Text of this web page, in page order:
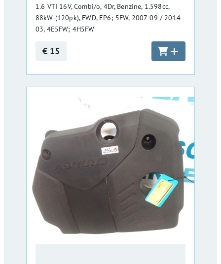
1.6 VTI 16V, Combi/o, 4Dr, Benzine, 1.598cc,
88kW (120pk), FWD, EP6; 5FW, 2007-09 / 2014-
03, 4E5FW; 4H5FW
€ 15